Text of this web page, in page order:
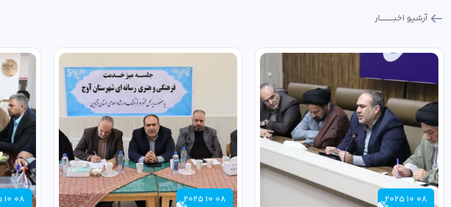
آرشیو اخبـــــــــــار
10 08 2025 10 08 2025 10 08